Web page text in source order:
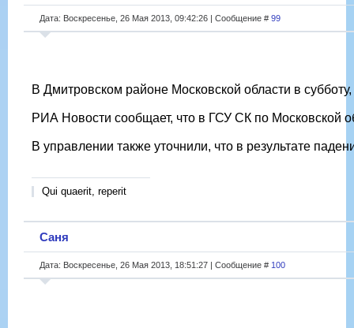
Дата: Воскресенье, 26 Мая 2013, 09:42:26 | Сообщение # 99
В Дмитровском районе Московской области в
РИА Новости сообщает, что в ГСУ СК по Московской
В управлении также уточнили, что в результате
Qui quaerit, reperit
Саня
Дата: Воскресенье, 26 Мая 2013, 18:51:27 | Сообщение # 100